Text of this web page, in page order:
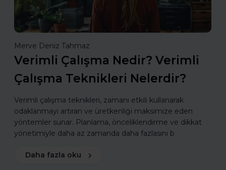
Merve Deniz Tahmaz
Verimli Çalışma Nedir? Verimli
Çalışma Teknikleri Nelerdir?
Verimli çalışma teknikleri, zamanı etkili kullanarak
odaklanmayı artıran ve üretkenliği maksimize eden
yöntemler sunar. Planlama, önceliklendirme ve dikkat
yönetimiyle daha az zamanda daha fazlasını b
Daha fazla oku